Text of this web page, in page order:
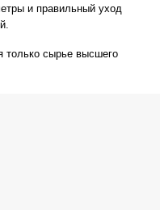
и правильный уход
только сырье высшего